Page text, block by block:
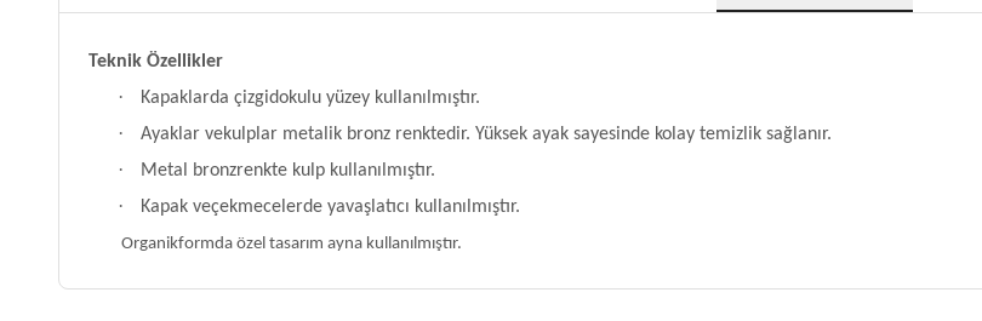
Teknik Özellikler
· Kapaklarda çizgidokulu yüzey kullanılmıştır.
· Ayaklar vekulplar metalik bronz renktedir. Yüksek ayak sayesinde kolay temizlik sağlanır.
· Metal bronzrenkte kulp kullanılmıştır.
· Kapak veçekmecelerde yavaşlatıcı kullanılmıştır.
Organikformda özel tasarım ayna kullanılmıştır.